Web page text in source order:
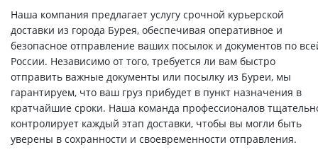
Наша компания предлагает услугу срочной курьерской
доставки из города Бурея, обеспечивая оперативное и
безопасное отправление ваших посылок и документов по
России. Независимо от того, требуется ли вам быстро
отправить важные документы или посылку из Буреи, мы
гарантируем, что ваш груз прибудет в пункт назначения в
кратчайшие сроки. Наша команда профессионалов
контролирует каждый этап доставки, чтобы вы могли быть
уверены в сохранности и своевременности отправления.